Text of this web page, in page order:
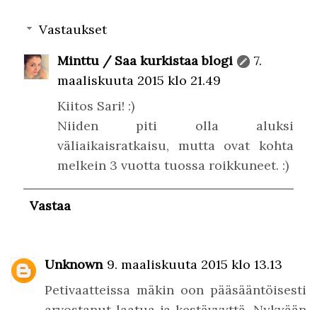
Vastaukset
Minttu / Saa kurkistaa blogi
7.
maaliskuuta 2015 klo 21.49
Kiitos Sari! :)
Niiden piti olla aluksi
väliaikaisratkaisu, mutta ovat kohta
melkein 3 vuotta tuossa roikkuneet. :)
Vastaa
Unknown 9. maaliskuuta 2015 klo 13.13
Petivaatteissa mäkin oon pääsääntöisesti